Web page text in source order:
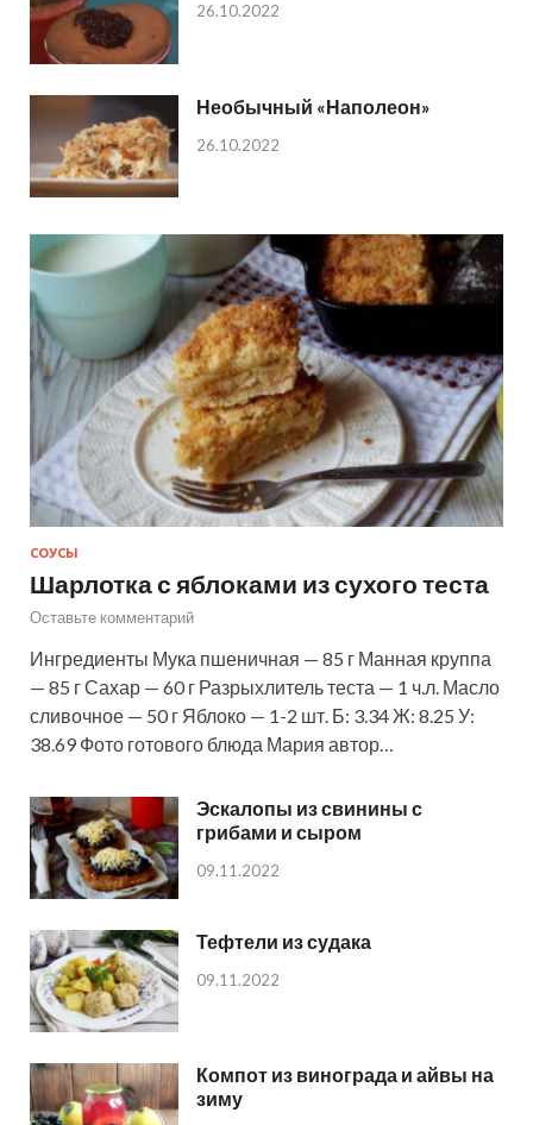
26.10.2022
Необычный «Наполеон»
26.10.2022
СОУСЫ
Шарлотка с яблоками из сухого теста
Оставьте комментарий
Ингредиенты Мука пшеничная — 85 г Манная круппа
— 85 г Сахар — 60 г Разрыхлитель теста — 1 ч.л. Масло
сливочное — 50 г Яблоко — 1-2 шт. Б: 3.34 Ж: 8.25 У:
38.69 Фото готового блюда Мария автор…
Эскалопы из свинины с
грибами и сыром
09.11.2022
Тефтели из судака
09.11.2022
Компот из винограда и айвы на
зиму